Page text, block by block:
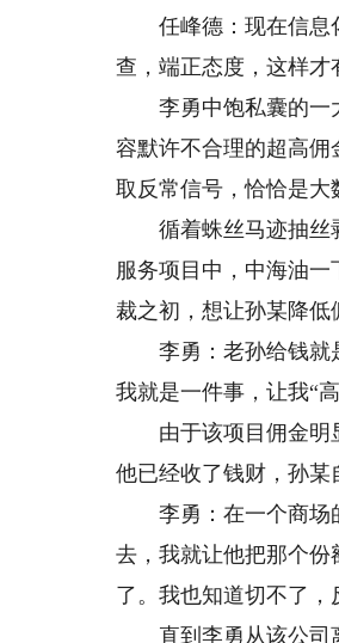
任峰德：现在信息化
查，端正态度，这样才
李勇中饱私囊的一大
容默许不合理的超高
取反常信号，恰恰是大
循着蛛丝马迹抽丝剥
服务项目中，中海油
裁之初，想让孙某降低
李勇：老孙给钱就是
我就是一件事，让我“高
由于该项目佣金明显
他已经收了钱财，孙某
李勇：在一个商场的
去，我就让他把那个
了。我也知道切不了，
直到李勇从该公司离